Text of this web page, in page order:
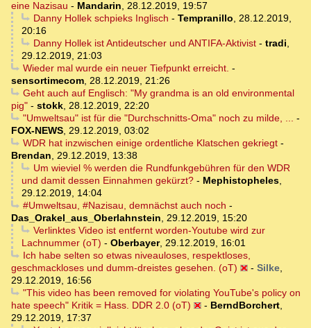
eine Nazisau - Mandarin
28.12.2019, 19:57
Danny Hollek schpieks Inglisch - Tempranillo
28.12.2019,
20:16
Danny Hollek ist Antideutscher und ANTIFA-Aktivist- tradi
29.12.2019, 21:03
Wieder mal wurde ein neuer Tiefpunkt erreicht. -
sensortimecom 28.12.2019, 21:26
Geht auch auf Englisch: "My grandma is an old environmental
pig" - stokk 28.12.2019, 22:20
"Umweltsau" ist für die "Durchschnitts-Oma" noch zu milde, ...
-
FOX-NEWS 29.12.2019, 03:02
WDR hat inzwischen einige ordentliche Klatschen gekriegt-
Brendan
29.12.2019, 13:38
Um wieviel % werden die Rundfunkgebühren für den WDR
und damit dessen Einnahmen gekürzt? - Mephistopheles
29.12.2019, 14:04
#Umweltsau, #Nazisau, demnächst auch noch -
Das_Orakel_aus_Oberlahnstein
29.12.2019, 15:20
Verlinktes Video ist entfernt worden-Youtube wird zur
Lachnummer (oT) - Oberbayer, 29.12.2019, 16:01
Ich habe selten so etwas niveauloses, respektloses,
geschmackloses und dumm-dreistes gesehen. (oT)
- Silke
29.12.2019, 16:56
"This video has been removed for violating YouTube's policy on
hate speech" Kritik = Hass. DDR 2.0 (oT)
- BerndBorchert
29.12.2019, 17:37